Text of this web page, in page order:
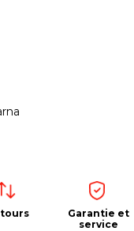
Garantie et
service